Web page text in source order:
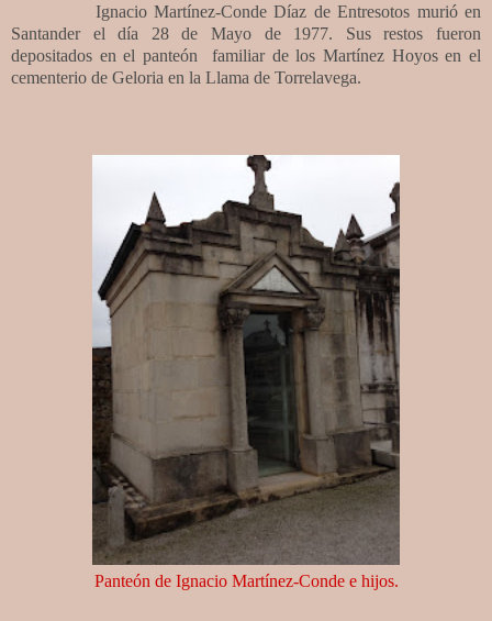
Ignacio Martínez-Conde Díaz de Entresotos murió en
Santander el día 28 de Mayo de 1977. Sus restos fueron
depositados en el panteón familiar de los Martínez Hoyos en el
cementerio de Geloria en la Llama de Torrelavega.
Panteón de Ignacio Martínez-Conde e hijos.